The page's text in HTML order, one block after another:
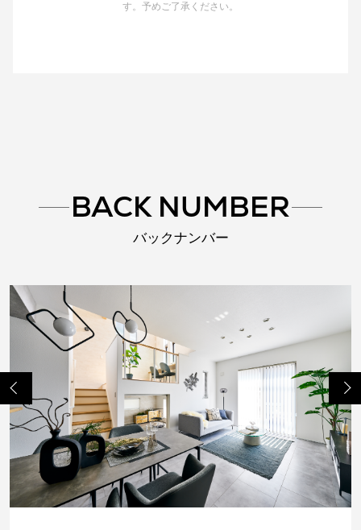
す。予めご了承ください。
BACK NUMBER
バックナンバー
Previo
us
Next